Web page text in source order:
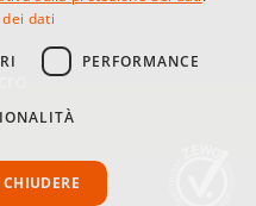
dati
PERFORMANCE